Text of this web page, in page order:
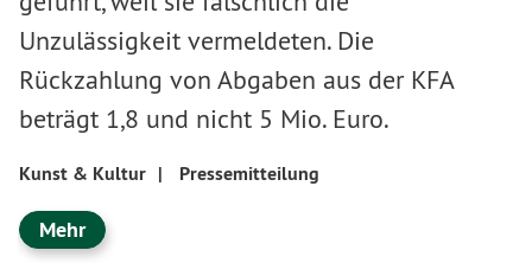
Unzulässigkeit vermeldeten. Die
Rückzahlung von Abgaben aus der KFA
beträgt 1,8 und nicht 5 Mio. Euro.
Kunst & Kultur | Pressemitteilung
Mehr